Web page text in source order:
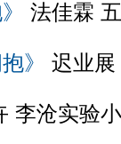
法佳霖
》 迟业
李沧实验